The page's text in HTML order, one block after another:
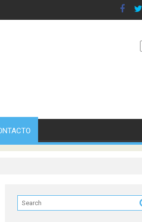
nuestro equilibrio emocional